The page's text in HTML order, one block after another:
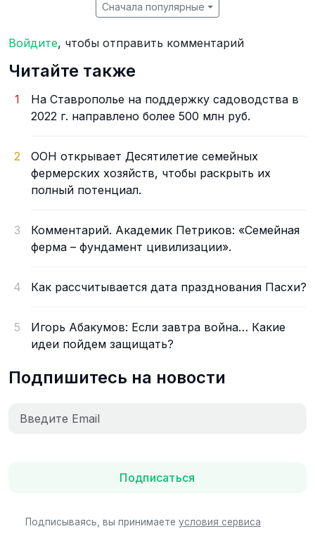
Сначала популярные
Войдите, чтобы отправить комментарий
Читайте также
1
На Ставрополье на поддержку садоводства в
2022 г. направлено более 500 млн руб.
2
ООН открывает Десятилетие семейных
фермерских хозяйств, чтобы раскрыть их
полный потенциал.
3
Комментарий. Академик Петриков: «Семейная
ферма – фундамент цивилизации».
4 Как рассчитывается дата празднования Пасхи?
5
Игорь Абакумов: Если завтра война… Какие
идеи пойдем защищать?
Подпишитесь на новости
Подписаться
Подписываясь, вы принимаете условия сервиса